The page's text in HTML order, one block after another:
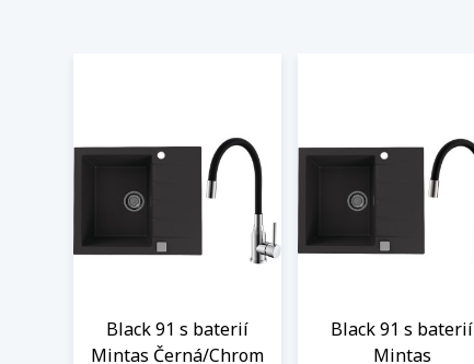
Black 91 s baterií
Mintas Černá/Chrom
Black 91 s baterií
Mintas